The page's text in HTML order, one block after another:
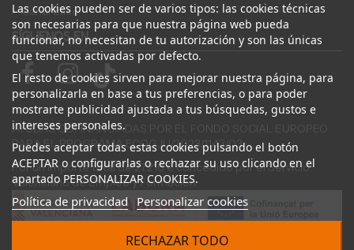
Canal Ético
Las cookies pueden ser de varios tipos: las cookies técnicas
son necesarias para que nuestra página web pueda
funcionar, no necesitan de tu autorización y son las únicas
que tenemos activadas por defecto.
El resto de cookies sirven para mejorar nuestra página, para
personalizarla en base a tus preferencias, o para poder
mostrarte publicidad ajustada a tus búsquedas, gustos e
intereses personales.
Puedes aceptar todas estas cookies pulsando el botón
ACEPTAR o configurarlas o rechazar su uso clicando en el
apartado PERSONALIZAR COOKIES.
Política de privacidad Personalizar cookies
RECHAZAR TODO
SÍGUENOS EN
AYUDAS COFINANCIADAS POR EL FONDO SOCIAL EUROPEO
PARA EL PROGRAMA ECOGJU/2023/1143/03
Por un importe total de 27.216 € concedido por el Servicio
Valenciano de Empleo y Formación.